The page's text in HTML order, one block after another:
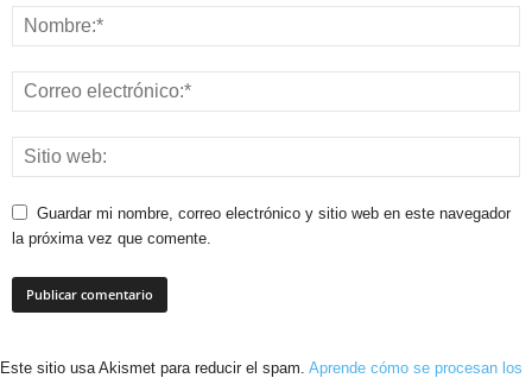
Guardar mi nombre, correo electrónico y sitio web en este navegador
la próxima vez que comente.
Este sitio usa Akismet para reducir el spam. Aprende cómo se procesan los